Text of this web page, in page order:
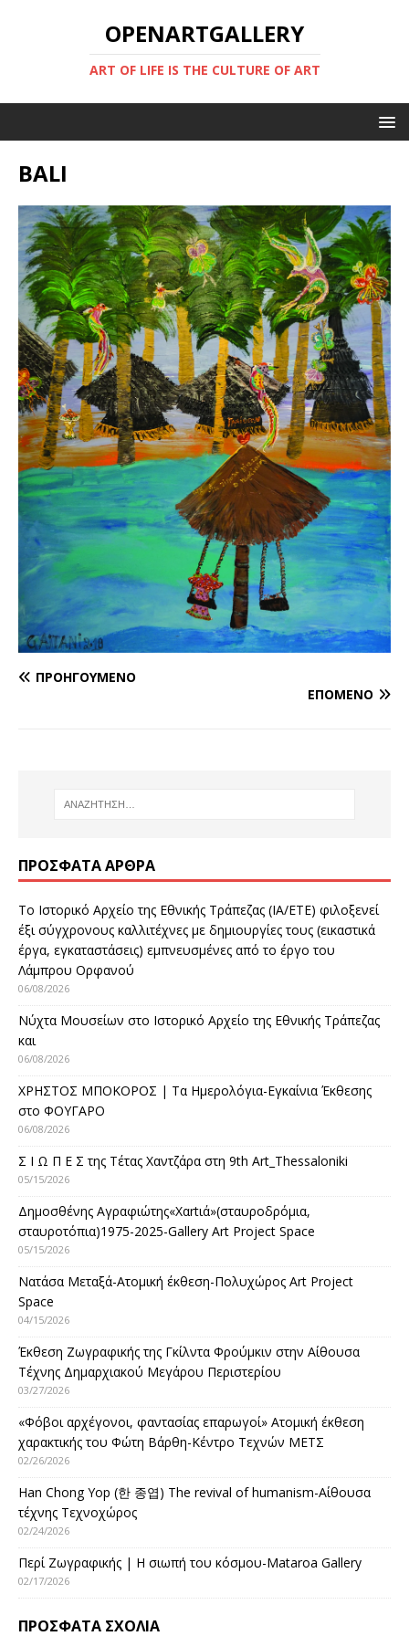
OPENARTGALLERY
ART OF LIFE IS THE CULTURE OF ART
BALI
ΠΡΟΗΓΟΎΜΕΝΟ
ΕΠΌΜΕΝΟ
ΠΡΌΣΦΑΤΑ ΆΡΘΡΑ
Το Ιστορικό Αρχείο της Εθνικής Τράπεζας (ΙΑ/ΕΤΕ) φιλοξενεί
έξι σύγχρονους καλλιτέχνες με δημιουργίες τους (εικαστικά
έργα, εγκαταστάσεις) εμπνευσμένες από το έργο του
Λάμπρου Ορφανού
06/08/2026
Νύχτα Μουσείων στο Ιστορικό Αρχείο της Εθνικής Τράπεζας
και
06/08/2026
ΧΡΗΣΤΟΣ ΜΠΟΚΟΡΟΣ | Τα Ημερολόγια-Εγκαίνια Έκθεσης
στο ΦΟΥΓΑΡΟ
06/08/2026
Σ Ι Ω Π Ε Σ της Τέτας Χαντζάρα στη 9th Art_Thessaloniki
05/15/2026
Δημοσθένης Αγραφιώτης«Xαrtιά»(σταυροδρόμια,
σταυροτόπια)1975-2025-Gallery Art Project Space
05/15/2026
Νατάσα Μεταξά-Ατομική έκθεση-Πολυχώρος Art Project
Space
04/15/2026
Έκθεση Ζωγραφικής της Γκίλντα Φρούμκιν στην Αίθουσα
Τέχνης Δημαρχιακού Μεγάρου Περιστερίου
03/27/2026
«Φόβοι αρχέγονοι, φαντασίας επαρωγοί» Ατομική έκθεση
χαρακτικής του Φώτη Βάρθη-Κέντρο Τεχνών ΜΕΤΣ
02/26/2026
Han Chong Yop (한 종엽) The revival of humanism-Αίθουσα
τέχνης Τεχνοχώρος
02/24/2026
Περί Ζωγραφικής | Η σιωπή του κόσμου-Mataroa Gallery
02/17/2026
ΠΡΌΣΦΑΤΑ ΣΧΌΛΙΑ